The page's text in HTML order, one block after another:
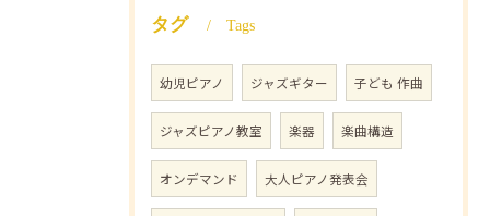
タグ Tags
幼児ピアノ ジャズギター 子ども 作曲
ジャズピアノ教室 楽器 楽曲構造
オンデマンド 大人ピアノ発表会